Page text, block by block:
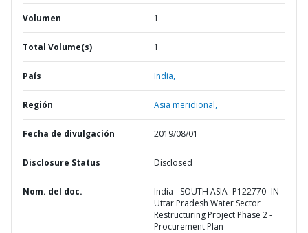
Volumen 1
Total Volume(s) 1
País India,
Región Asia meridional,
Fecha de divulgación 2019/08/01
Disclosure Status Disclosed
Nom. del doc.
India - SOUTH ASIA- P122770- IN
Uttar Pradesh Water Sector
Restructuring Project Phase 2 -
Procurement Plan